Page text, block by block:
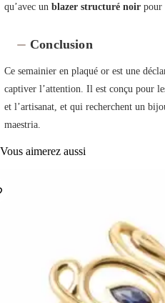
qu’avec un blazer structuré noir pour
Conclusion
Ce semainier en plaqué or est une
captiver l’attention. Il est conçu pour
et l’artisanat, et qui recherchent un
maestria.
Vous aimerez aussi